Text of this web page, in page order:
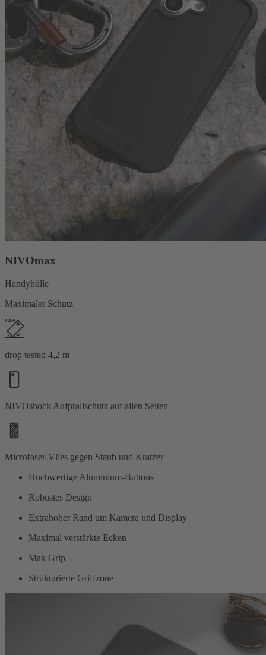
NIVOmax
Handyhülle
Maximaler Schutz
drop tested 4,2 m
NIVOshock Aufprallschutz auf allen Seiten
Microfaser-Vlies gegen Staub und Kratzer
Hochwertige Aluminium-Buttons
Robustes Design
Extrahoher Rand um Kamera und Display
Maximal verstärkte Ecken
Max Grip
Strukturierte Griffzone